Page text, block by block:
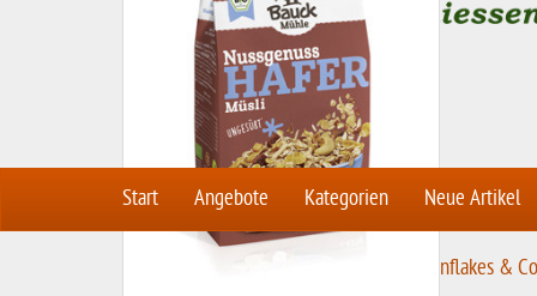
Start Angebote Kategorien Neue Artikel
Müsli, Cornflakes &